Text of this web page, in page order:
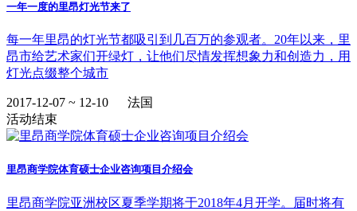
一年一度的里昂灯光节来了
每一年里昂的灯光节都吸引到几百万的参观者。20年以来，里
昂市给艺术家们开绿灯，让他们尽情发挥想象力和创造力，用
灯光点缀整个城市
2017-12-07 ~ 12-10
法国
活动结束
里昂商学院体育硕士企业咨询项目介绍会
里昂商学院亚洲校区夏季学期将于2018年4月开学。届时将有